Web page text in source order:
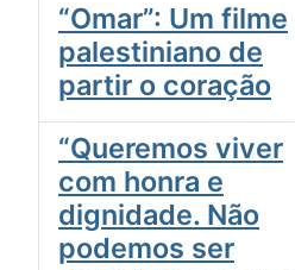
“Omar”: Um filme
palestiniano de
partir o coração
“Queremos viver
com honra e
dignidade. Não
podemos ser